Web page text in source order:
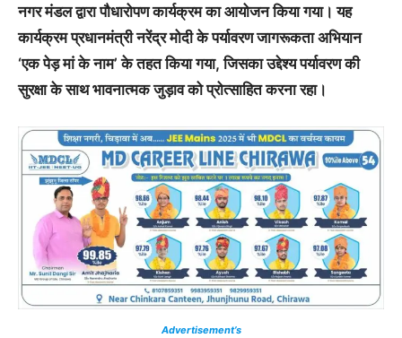
नगर मंडल द्वारा पौधारोपण कार्यक्रम का आयोजन किया गया। यह
कार्यक्रम प्रधानमंत्री नरेंद्र मोदी के पर्यावरण जागरूकता अभियान
‘एक पेड़ मां के नाम’ के तहत किया गया, जिसका उद्देश्य पर्यावरण की
सुरक्षा के साथ भावनात्मक जुड़ाव को प्रोत्साहित करना रहा।
Advertisement’s